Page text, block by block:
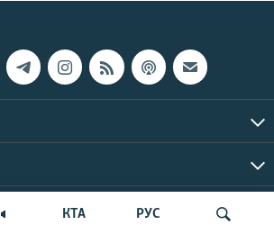
КТА РУС
© Крим.Реалії, 2026 | Усі права застережено.